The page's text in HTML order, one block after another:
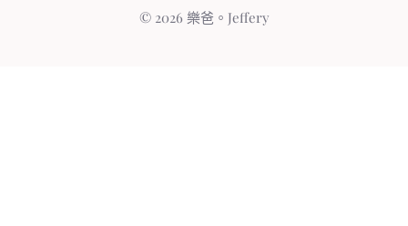
© 2026 樂爸。Jeffery